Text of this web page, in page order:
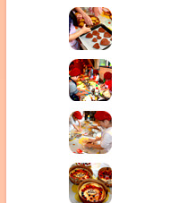
by CEDO)